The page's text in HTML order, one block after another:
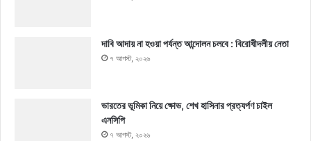
দাবি আদায় না হওয়া পর্যন্ত আন্দোলন চলবে : বিরোধীদলীয় নেতা
৭ আগস্ট, ২০২৬
ভারতের ভূমিকা নিয়ে ক্ষোভ, শেখ হাসিনার প্রত্যর্পণ চাইল
এনসিপি
৭ আগস্ট, ২০২৬